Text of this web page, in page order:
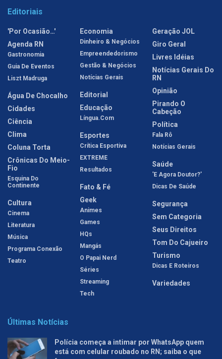
Editoriais
'Por Ocasião…'
Agenda RN
Gastronomia
Guia De Eventos
Liszt Madruga
Água De Chocalho
Cidades
Ciência
Clima
Coluna Torta
Crônicas Do Meio-
Fio
Esquina Do
Continente
Cultura
Cinema
Literatura
Música
Programa Conexão
Teatro
Economia
Dinheiro & Negócios
Empreendedorismo
Gestão & Negócios
Notícias Gerais
Editorial
Educação
Língua.com
Esportes
Crítica Esportiva
EXTREME
Resultados
Fato & Fé
Geek
Animes
Games
HQs
Mangás
O Papai Nerd
Séries
Streaming
Tech
Geração JOL
Giro Geral
Livres Idéias
Notícias Gerais Do
RN
Opinião
Pirando O
Cabeção
Política
Fala Rô
Notícias Gerais
Saúde
'E Agora Doutor?'
Dicas De Saúde
Segurança
Sem Categoria
Seus Direitos
Tom Do Cajueiro
Turismo
Dicas E Roteiros
Variedades
Últimas Notícias
Polícia começa a intimar por WhatsApp quem
está com celular roubado no RN; saiba o que